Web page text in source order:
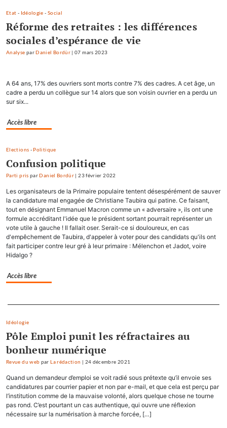
Etat - Idéologie - Social
Réforme des retraites : les différences
sociales d’espérance de vie
Analyse parDaniel Bordür |07 mars 2023
A 64 ans, 17% des ouvriers sont morts contre 7% des cadres. A cet âge, un
cadre a perdu un collègue sur 14 alors que son voisin ouvrier en a perdu un
sur six...
Accès libre
Elections - Politique
Confusion politique
Parti pris parDaniel Bordür |23 février 2022
Les organisateurs de la Primaire populaire tentent désespérément de sauver
la candidature mal engagée de Christiane Taubira qui patine. Ce faisant,
tout en désignant Emmanuel Macron comme un « adversaire », ils ont une
formule accréditant l'idée que le président sortant pourrait représenter un
vote utile à gauche ! Il fallait oser. Serait-ce si douloureux, en cas
d'empêchement de Taubira, d'appeler à voter pour des candidats qu'ils ont
fait participer contre leur gré à leur primaire : Mélenchon et Jadot, voire
Hidalgo ?
Accès libre
Separateur
Idéologie
Pôle Emploi punit les réfractaires au
bonheur numérique
Revue du web parLa rédaction | 24 décembre 2021
Quand un demandeur d’emploi se voit radié sous prétexte qu’il envoie ses
candidatures par courrier papier et non par e-mail, et que cela est perçu par
l’institution comme de la mauvaise volonté, alors quelque chose ne tourne
pas rond. C’est pourtant un cas authentique, qui ouvre une réflexion
nécessaire sur la numérisation à marche forcée, […]